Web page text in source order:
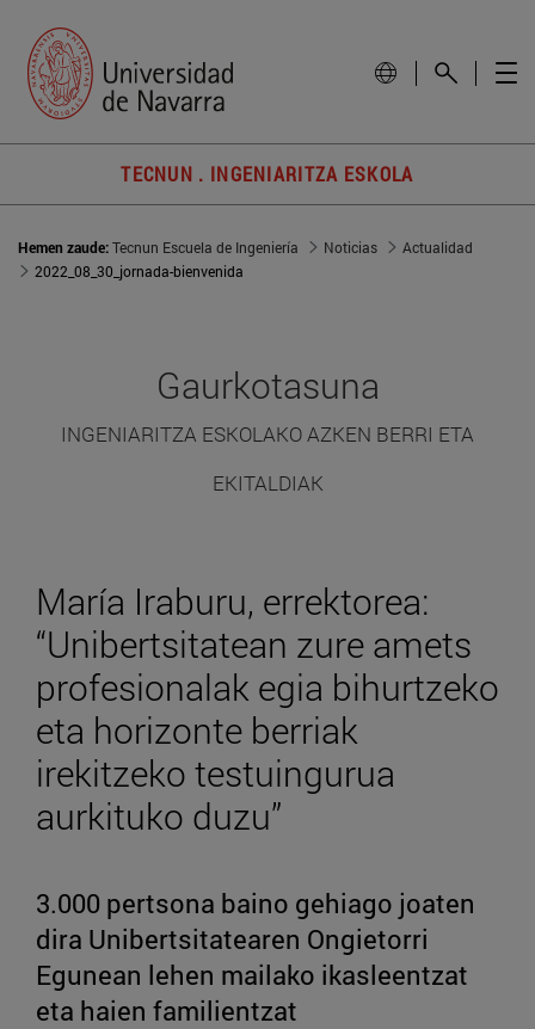
TECNUN . INGENIARITZA ESKOLA
Hemen zaude:Tecnun Escuela de Ingeniería Noticias
Actualidad
2022_08_30_jornada-bienvenida
Gaurkotasuna
INGENIARITZA ESKOLAKO AZKEN BERRI ETA
EKITALDIAK
María Iraburu, errektorea:
“Unibertsitatean zure amets
profesionalak egia bihurtzeko
eta horizonte berriak
irekitzeko testuingurua
aurkituko duzu”
3.000 pertsona baino gehiago joaten
dira Unibertsitatearen Ongietorri
Egunean lehen mailako ikasleentzat
eta haien familientzat